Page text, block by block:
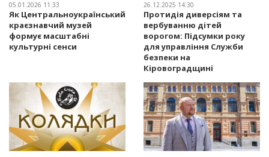
05.01.2026 11:33
Як Центральноукраїнський
краєзнавчий музей
формує масштабні
культурні сенси
26.12.2025 14:30
Протидія диверсіям та
вербуванню дітей
ворогом: Підсумки року
для управління Служби
безпеки на
Кіровоградщині